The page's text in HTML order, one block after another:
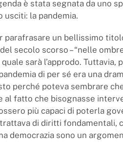
è stata segnata da uno
usciti: la pandemia.
parafrasare un bellissimo
secolo scorso – “nelle
sarà l’approdo.
di per sé era una
perché poteva sembrare
al fatto che bisognasse
più capaci di poterla
di diritti fondamentali,
democrazia sono un